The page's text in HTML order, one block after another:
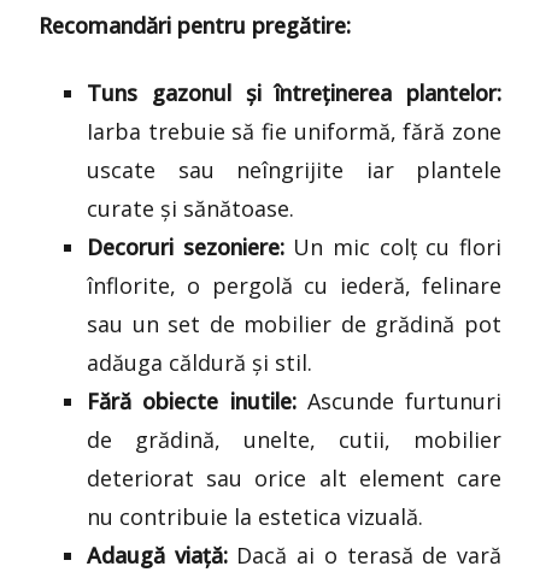
Recomandări pentru pregătire:
Tuns gazonul și întreținerea plantelor:
Iarba trebuie să fie uniformă, fără zone
uscate sau neîngrijite iar plantele
curate și sănătoase.
Decoruri sezoniere:Un mic colț cu flori
înflorite, o pergolă cu iederă, felinare
sau un set de mobilier de grădină pot
adăuga căldură și stil.
Fără obiecte inutile:Ascunde furtunuri
de grădină, unelte, cutii, mobilier
deteriorat sau orice alt element care
nu contribuie la estetica vizuală.
Adaugă viață:Dacă ai o terasă de vară